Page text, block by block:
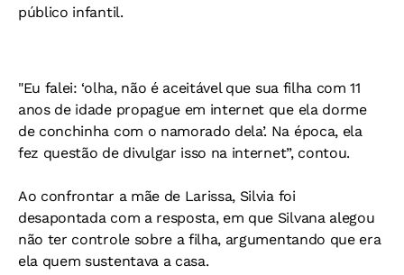
público infantil.
"Eu falei: ‘olha, não é aceitável que sua filha com 11
anos de idade propague em internet que ela dorme
de conchinha com o namorado dela’. Na época, ela
fez questão de divulgar isso na internet”, contou.
Ao confrontar a mãe de Larissa, Silvia foi
desapontada com a resposta, em que Silvana alegou
não ter controle sobre a filha, argumentando que era
ela quem sustentava a casa.